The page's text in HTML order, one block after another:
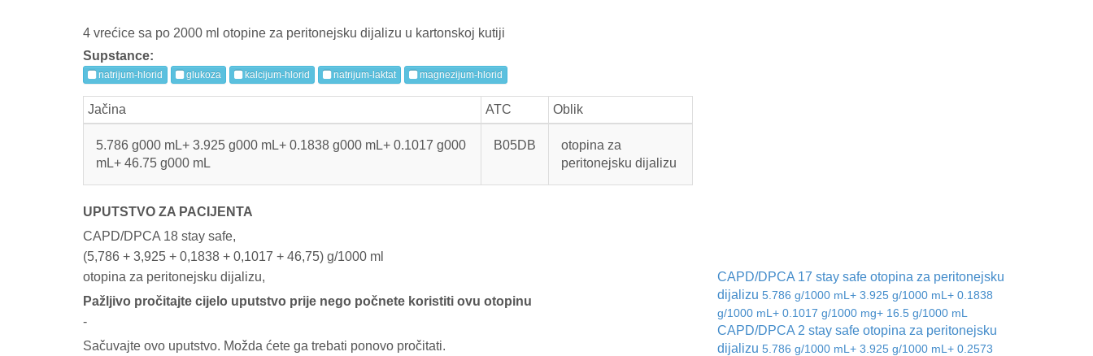
4 vrećice sa po 2000 ml otopine za peritonejsku dijalizu u kartonskoj kutiji
Supstance:
natrijum-hlorid glukoza kalcijum-hlorid natrijum-laktat magnezijum-hlorid
Jačina ATC Oblik
5.786 g000 mL+ 3.925 g000 mL+ 0.1838 g000 mL+ 0.1017 g000
mL+ 46.75 g000 mL
B05DB
otopina za
peritonejsku dijalizu
UPUTSTVO ZA PACIJENTA
CAPD/DPCA 18 stay safe,
(5,786 + 3,925 + 0,1838 + 0,1017 + 46,75) g/1000 ml
otopina za peritonejsku dijalizu,
Pažljivo pročitajte cijelo uputstvo prije nego počnete koristiti ovu otopinu
-
Sačuvajte ovo uputstvo. Možda ćete ga trebati ponovo pročitati.
CAPD/DPCA 17 stay safe otopina za peritonejsku
dijalizu 5.786 g/1000 mL+ 3.925 g/1000 mL+ 0.1838
g/1000 mL+ 0.1017 g/1000 mg+ 16.5 g/1000 mL
CAPD/DPCA 2 stay safe otopina za peritonejsku
dijalizu 5.786 g/1000 mL+ 3.925 g/1000 mL+ 0.2573